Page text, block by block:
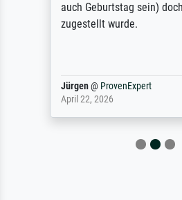
auch Geburtstag sein)
zugestellt wurde.
Jürgen@ProvenExpert
April 22, 2026